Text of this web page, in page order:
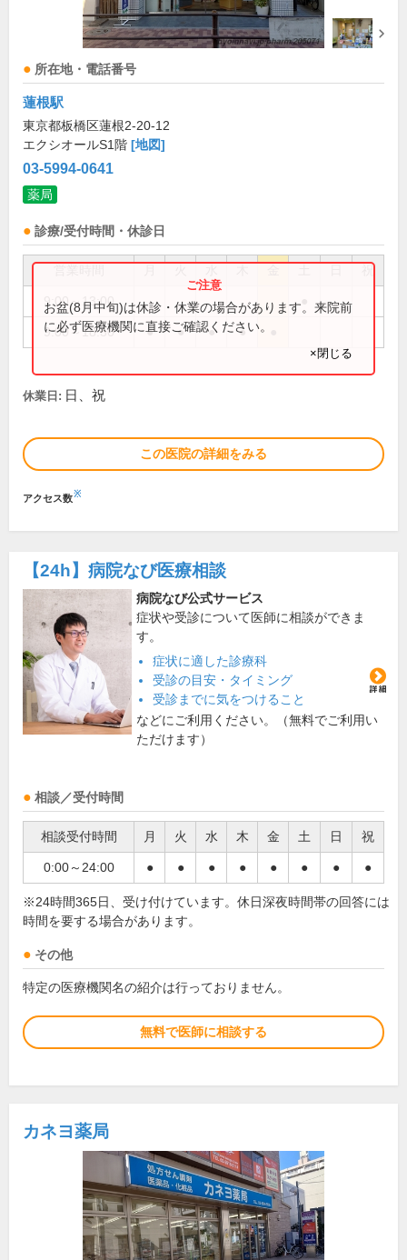
所在地・電話番号
蓮根駅
東京都板橋区蓮根2-20-12
エクシオールS1階 [地図]
03-5994-0641
薬局
診療/受付時間・休診日
祝
9:00～13:00
9:00～18:30 ● ● ● ●
お盆(8月中旬)は休診・休業の場合があります。来院前
に必ず医療機関に直接ご確認ください。
×閉じる
休業日: 日、祝
この医院の詳細をみる
アクセス数※
【24h】 病院なび医療相談
病院なび公式サービス
症状や受診について医師に相談ができま
す。
症状に適した診療科
受診の目安・タイミング
受診までに気をつけること
などにご利用ください。（無料でご利用い
ただけます）
相談／受付時間
相談受付時間 月 火 水 木 金 土 日 祝
0:00～24:00 ● ● ● ● ● ● ● ●
※24時間365日、受け付けています。休日深夜時間帯の回答には
時間を要する場合があります。
その他
特定の医療機関名の紹介は行っておりません。
無料で医師に相談する
カネヨ薬局